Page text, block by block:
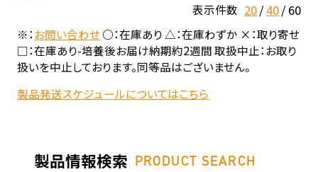
表示件数 20 40 60
※：お問い合わせ○：在庫あり △：在庫わずか ×：取り寄せ
□：在庫あり-培養後お届け納期約2週間 取扱中止：お取り
扱いを中止しております。同等品はございません。
製品発送スケジュールについてはこちら
製品情報検索 PRODUCT SEARCH